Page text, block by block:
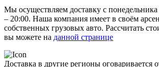
Мы осуществляем доставку с понедельника
– 20:00. Наша компания имеет в своём
собственных грузовых авто. Рассчитать
вы можете на данной странице
Доставка в другие регионы оговаривается